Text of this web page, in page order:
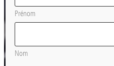
Prénom
Nom